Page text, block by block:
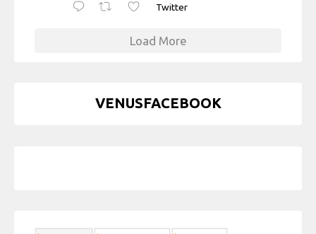
Twitter
Load More
VENUSFACEBOOK